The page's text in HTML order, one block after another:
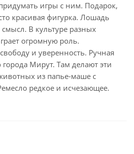
игры с ним. Подарок,
красивая фигурка. Лошадь
В культуре разных
огромную роль.
и уверенность. Ручная
города Мирут. Там делают эти
из папье-маше с
редкое и исчезающее.